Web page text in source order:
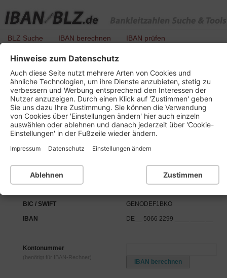
BLZ Suche IBAN berechnen IBAN prüfen
BLZ 506 622 99 - Raiffeisenbank Bruchköbel
Details zu dieser Bankleitzahl :
Kurzbezeichnung Raiffbk Bruchköbel
BIC / SWIFT GENODEF1BKO
IBAN DE__ 5066 2299 ____ ____ __
Kontonummer
(benötigt für IBAN-Rechner)
Hinweise zum Datenschutz
Auch diese Seite nutzt mehrere Arten von Cookies und
ähnliche Technologien, um ihre Dienste anzubieten, stetig zu
verbessern und Werbung entsprechend den Interessen der
Nutzer anzuzeigen. Durch einen Klick auf 'Zustimmen' geben
Sie uns dazu Ihre Zustimmung. Sie können die Verwendung
von Cookies über 'Einstellungen ändern' hier auch einzeln
auswählen oder ablehnen und danach jederzeit über 'Cookie-
Einstellungen' in der Fußzeile wieder ändern.
Impressum Datenschutz Einstellungen ändern
Ablehnen Zustimmen